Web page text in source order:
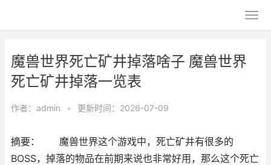
魔兽世界死亡矿井掉落啥子 魔兽世界
死亡矿井掉落一览表
作者： admin • 更新时间：2026-07-09
摘要： 魔兽世界这个游戏中，死亡矿井有很多的
BOSS，掉落的物品在前期来说也非常好用，那么这个死亡